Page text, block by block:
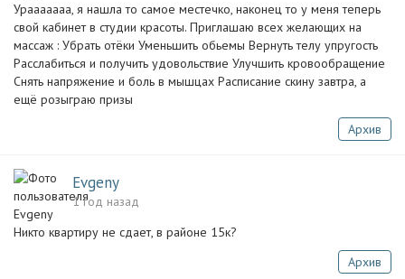
Урааааааа, я нашла то самое местечко, наконец то у меня теперь
свой кабинет в студии красоты. Приглашаю всех желающих на
массаж : Убрать отёки Уменьшить обьемы Вернуть телу упругость
Расслабиться и получить удовольствие Улучшить кровообращение
Снять напряжение и боль в мышцах Расписание скину завтра, а
ещё розыграю призы
Архив
Evgeny
1 год назад
Никто квартиру не сдает, в районе 15к?
Архив